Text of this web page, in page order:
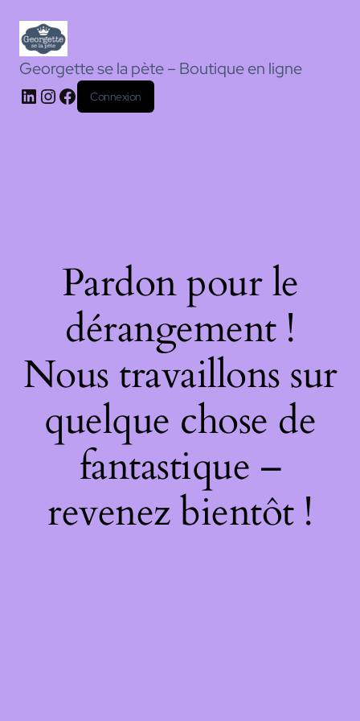
Georgette se la pète – Boutique en ligne
Connexion
Pardon pour le
dérangement !
Nous travaillons sur
quelque chose de
fantastique –
revenez bientôt !